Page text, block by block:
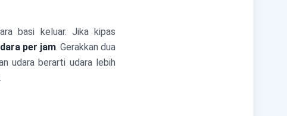
basi keluar. Jika kipas
per jam. Gerakkan dua
udara berarti udara lebih